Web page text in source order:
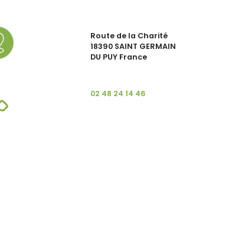
Route de la Charité
18390 SAINT GERMAIN
DU PUY France
02 48 24 14 46